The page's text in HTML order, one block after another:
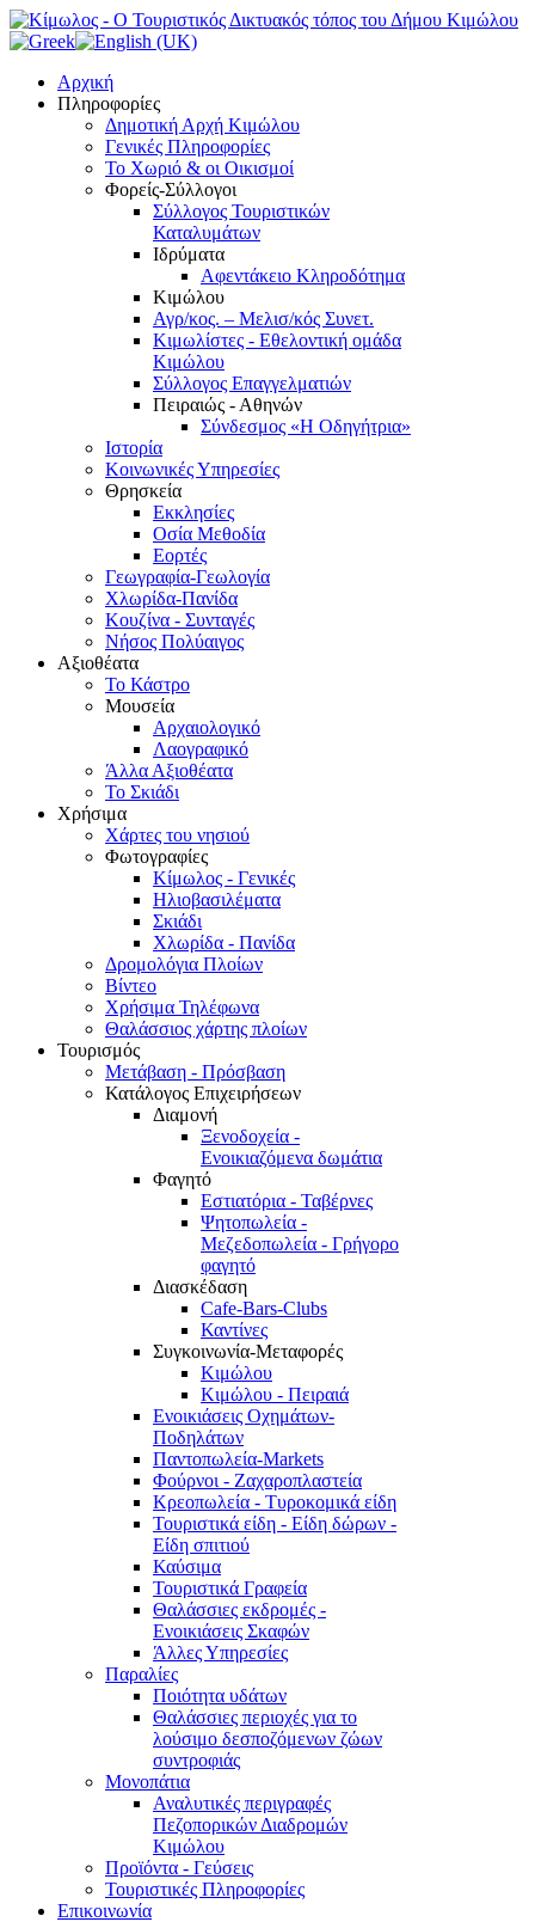
Αρχική
Πληροφορίες
Δημοτική Αρχή Κιμώλου
Γενικές Πληροφορίες
Το Xωριό & οι Οικισμοί
Φορείς-Σύλλογοι
Σύλλογος Τουριστικών
Καταλυμάτων
Ιδρύματα
Αφεντάκειο Κληροδότημα
Κιμώλου
Αγρ/κος. – Μελισ/κός Συνετ.
Κιμωλίστες - Εθελοντική ομάδα
Κιμώλου
Σύλλογος Επαγγελματιών
Πειραιώς - Αθηνών
Σύνδεσμος «Η Οδηγήτρια»
Ιστορία
Κοινωνικές Υπηρεσίες
Θρησκεία
Εκκλησίες
Οσία Μεθοδία
Εορτές
Γεωγραφία-Γεωλογία
Χλωρίδα-Πανίδα
Κουζίνα - Συνταγές
Νήσος Πολύαιγος
Αξιοθέατα
Το Κάστρο
Μουσεία
Αρχαιολογικό
Λαογραφικό
Άλλα Αξιοθέατα
Το Σκιάδι
Χρήσιμα
Χάρτες του νησιού
Φωτογραφίες
Κίμωλος - Γενικές
Ηλιοβασιλέματα
Σκιάδι
Χλωρίδα - Πανίδα
Δρομολόγια Πλοίων
Βίντεο
Χρήσιμα Τηλέφωνα
Θαλάσσιος χάρτης πλοίων
Τουρισμός
Μετάβαση - Πρόσβαση
Κατάλογος Επιχειρήσεων
Διαμονή
Ξενοδοχεία -
Ενοικιαζόμενα δωμάτια
Φαγητό
Εστιατόρια - Ταβέρνες
Ψητοπωλεία -
Μεζεδοπωλεία - Γρήγορο
φαγητό
Διασκέδαση
Cafe-Bars-Clubs
Καντίνες
Συγκοινωνία-Μεταφορές
Κιμώλου
Κιμώλου - Πειραιά
Ενοικιάσεις Οχημάτων-
Ποδηλάτων
Παντοπωλεία-Markets
Φούρνοι - Ζαχαροπλαστεία
Κρεοπωλεία - Τυροκομικά είδη
Τουριστικά είδη - Είδη δώρων -
Είδη σπιτιού
Καύσιμα
Τουριστικά Γραφεία
Θαλάσσιες εκδρομές -
Ενοικιάσεις Σκαφών
Άλλες Υπηρεσίες
Παραλίες
Ποιότητα υδάτων
Θαλάσσιες περιοχές για το
λούσιμο δεσποζόμενων ζώων
συντροφιάς
Μονοπάτια
Αναλυτικές περιγραφές
Πεζοπορικών Διαδρομών
Κιμώλου
Προϊόντα - Γεύσεις
Τουριστικές Πληροφορίες
Επικοινωνία